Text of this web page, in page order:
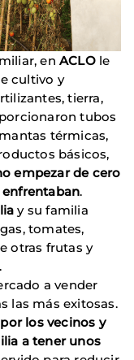
en ACLO le
cultivo y
tierra,
tubos
térmicas,
básicos,
empezar de cero
enfrentaban.
y su familia
tomates,
otras frutas y
a vender
las más exitosas.
los vecinos y
a tener unos